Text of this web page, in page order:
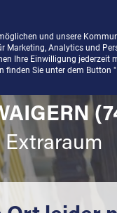
und unsere
Marketing, Analytics und
Ihre Einwilligung jederzeit
Sie unter dem Button